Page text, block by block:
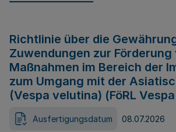
Richtlinie über die
Zuwendungen zur Förderung
Maßnahmen im Bereich der
zum Umgang mit der
(Vespa velutina) (FöRL
Ausfertigungsdatum 08.07.2026